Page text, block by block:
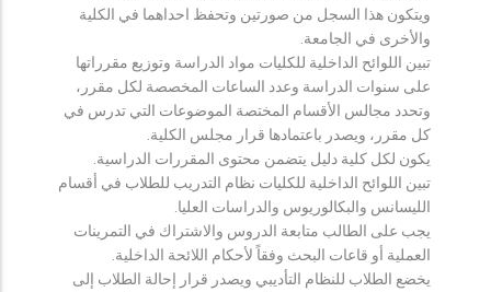
ويتكون هذا السجل من صورتين وتحفظ احداهما في الكلية
والأخرى في الجامعة.
تبين اللوائح الداخلية للكليات مواد الدراسة وتوزيع مقرراتها
على سنوات الدراسة وعدد الساعات المخصصة لكل مقرر،
وتحدد مجالس الأقسام المختصة الموضوعات التي تدرس في
كل مقرر، ويصدر باعتمادها قرار مجلس الكلية.
يكون لكل كلية دليل يتضمن محتوى المقررات الدراسية.
تبين اللوائح الداخلية للكليات نظام التدريب للطلاب في أقسام
الليسانس والبكالوريوس والدراسات العليا.
يجب على الطالب متابعة الدروس والاشتراك في التمرينات
العملية أو قاعات البحث وفقاً لأحكام اللائحة الداخلية.
يخضع الطلاب للنظام التأديبي ويصدر قرار إحالة الطلاب إلى